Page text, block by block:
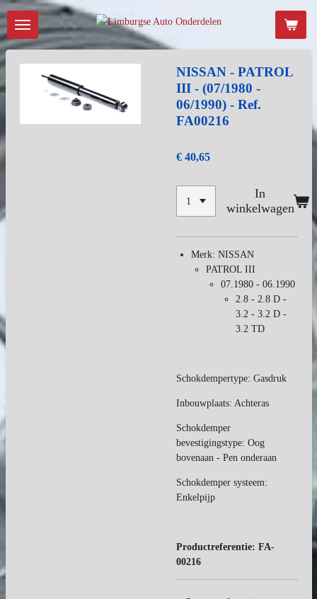
Ga
direct
naar
hoofdinhoud
NISSAN - PATROL
III - (07/1980 -
06/1990) - Ref.
FA00216
€ 40,65
In
winkelwagen
Merk: NISSAN
PATROL III
07.1980 - 06.1990
2.8 - 2.8 D -
3.2 - 3.2 D -
3.2 TD
Schokdempertype: Gasdruk
Inbouwplaats: Achteras
Schokdemper
bevestigingstype: Oog
bovenaan - Pen onderaan
Schokdemper systeem:
Enkelpijp
Productreferentie: FA-
00216